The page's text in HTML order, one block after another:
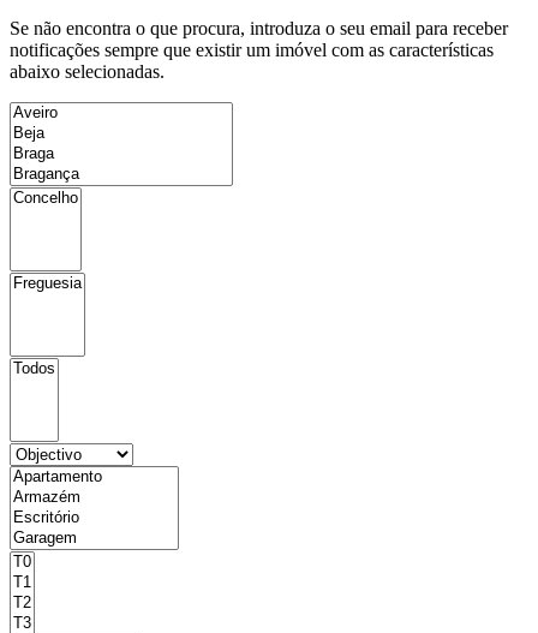
Se não encontra o que procura, introduza o seu email para receber
notificações sempre que existir um imóvel com as características
abaixo selecionadas.